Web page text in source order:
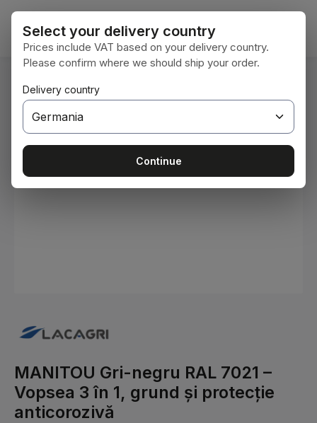
Sari la conținutul principal
Sunteți aici: Acasă
MANITOU Gri-negru RAL 7021 –
Vopsea 3 în 1, grund și protecție
anticorozivă
Select your delivery country
Prices include VAT based on your delivery country.
Please confirm where we should ship your order.
Delivery country
Continue